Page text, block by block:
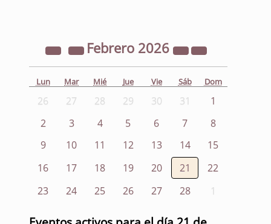
Febrero 2026
Lun Mar Mié Jue Vie Sáb Dom
26 27 28 29 30 31
1
2
3 4 5 6 7
8
9
10 11 12 13 14
15
16
17 18 19 20 21
22
23
24 25 26 27 28 1